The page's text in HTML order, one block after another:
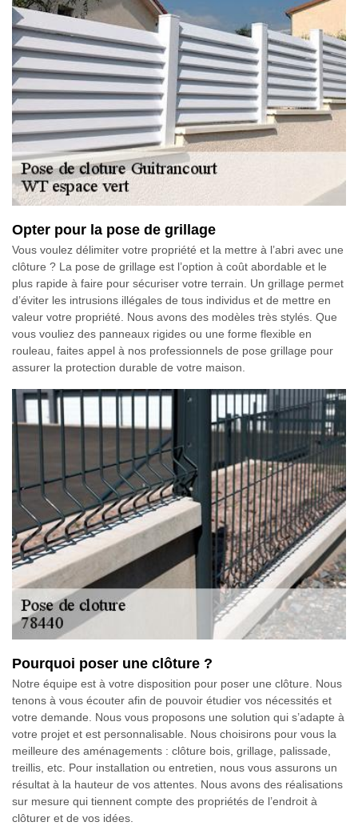
Opter pour la pose de grillage
Vous voulez délimiter votre propriété et la mettre à l’abri avec une
clôture ? La pose de grillage est l’option à coût abordable et le
plus rapide à faire pour sécuriser votre terrain. Un grillage permet
d’éviter les intrusions illégales de tous individus et de mettre en
valeur votre propriété. Nous avons des modèles très stylés. Que
vous vouliez des panneaux rigides ou une forme flexible en
rouleau, faites appel à nos professionnels de pose grillage pour
assurer la protection durable de votre maison.
Pourquoi poser une clôture ?
Notre équipe est à votre disposition pour poser une clôture. Nous
tenons à vous écouter afin de pouvoir étudier vos nécessités et
votre demande. Nous vous proposons une solution qui s’adapte à
votre projet et est personnalisable. Nous choisirons pour vous la
meilleure des aménagements : clôture bois, grillage, palissade,
treillis, etc. Pour installation ou entretien, nous vous assurons un
résultat à la hauteur de vos attentes. Nous avons des réalisations
sur mesure qui tiennent compte des propriétés de l’endroit à
clôturer et de vos idées.